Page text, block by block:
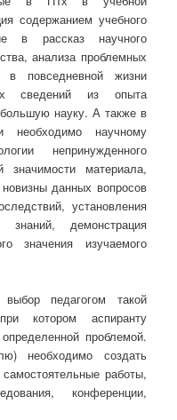
содержанием учебного
в рассказ научного
анализа проблемных
в повседневной жизни
сведений из опыта
науку. А также в
необходимо научному
непринужденного
материала,
данных вопросов
установления
демонстрация
значения изучаемого
педагогом такой
котором аспиранту
проблемой.
необходимо создать
работы,
конференции,